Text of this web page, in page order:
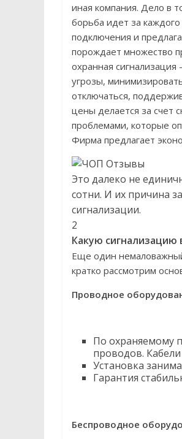
иная компания. Дело в
борьба идет за
подключения и
порождает множество
охранная
угрозы,
отключаться,
цены делается за счет
проблемами, которые
Фирма предлагает
Это далеко не
сотни. И их причина
сигнализации.
2
Какую
Еще один
кратко рассмотрим
Проводное
По охраняемому
проводов.
Установка
Гарантия
Беспроводное